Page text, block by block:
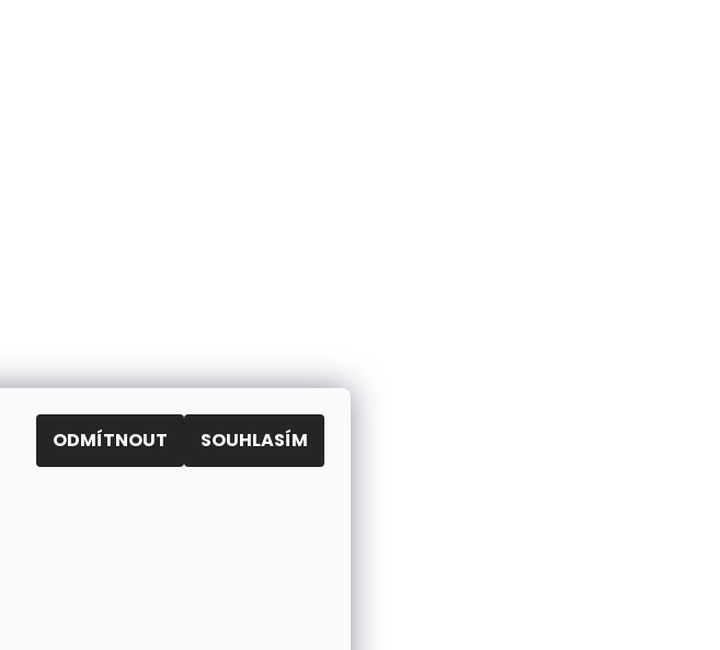
ODMÍTNOUT SOUHLASÍM